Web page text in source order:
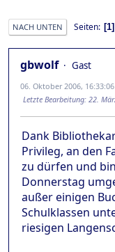
NACH UNTEN Seiten 1
gbwolf Gast
06. Oktober 2006, 16:33:06
Letzte Bearbeitung: 22.
Dank
Privileg, an den
zu dürfen und
Donnerstag
außer einigen
Schulklassen
riesigen